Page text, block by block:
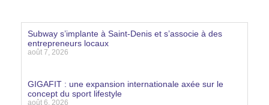
Subway s’implante à Saint-Denis et s’associe à des
entrepreneurs locaux
août 7, 2026
GIGAFIT : une expansion internationale axée sur le
concept du sport lifestyle
août 6, 2026